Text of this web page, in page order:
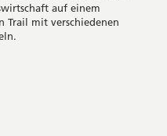
auf einem
Trail mit verschiedenen